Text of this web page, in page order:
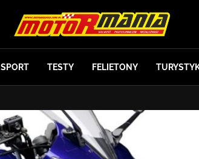
SPORT TESTY FELIETONY